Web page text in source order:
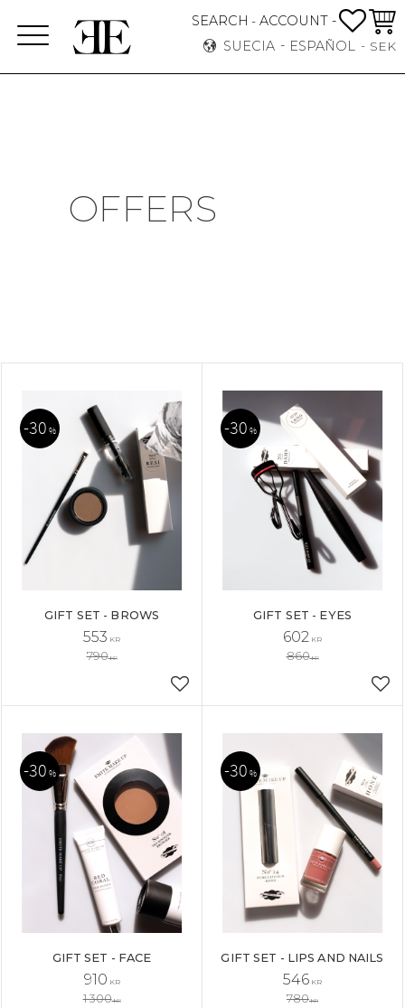
Menú
SEARCH - ACCOUNT -
SUECIA
ESPAÑOL SEK
OFFERS
GIFT SET - BROWS
553 KR
790KR
30 %
Añadir a favoritos
GIFT SET - EYES
602 KR
860KR
30 %
GIFT SET - FACE
910 KR
1 300KR
30 %
GIFT SET - LIPS AND NAILS
546 KR
780KR
30 %